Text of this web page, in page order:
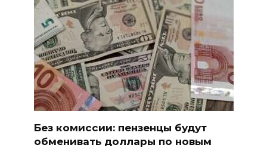
Без комиссии: пензенцы будут
обменивать доллары по новым